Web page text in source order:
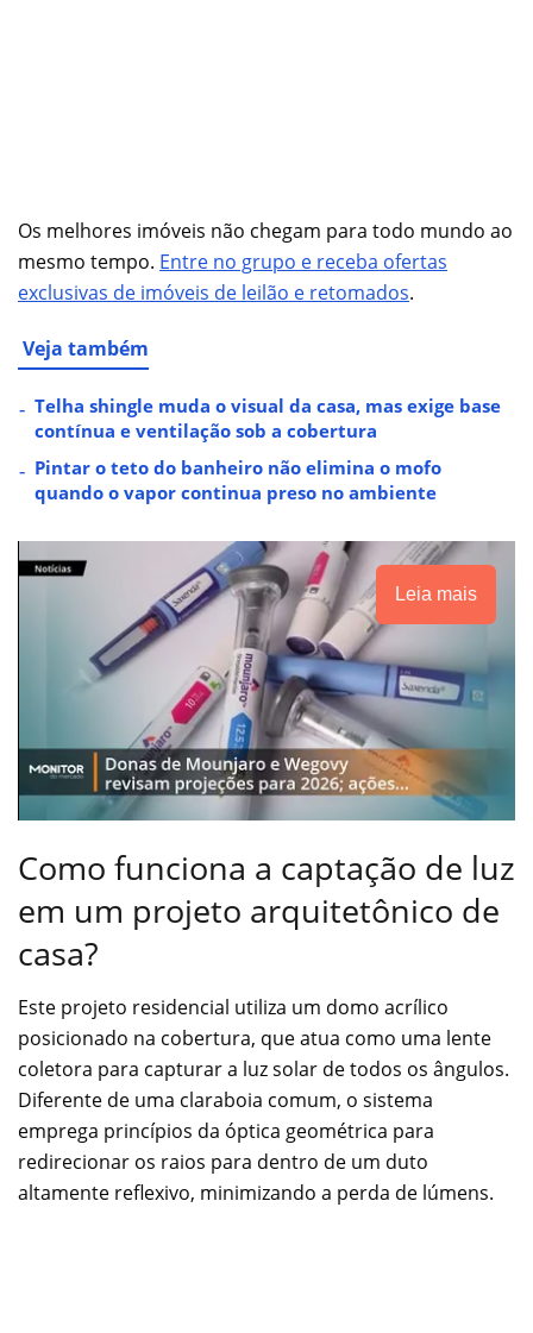
Os melhores imóveis não chegam para todo mundo ao
mesmo tempo. Entre no grupo e receba ofertas
exclusivas de imóveis de leilão e retomados.
Veja também
Telha shingle muda o visual da casa, mas exige base
contínua e ventilação sob a cobertura
Pintar o teto do banheiro não elimina o mofo
quando o vapor continua preso no ambiente
Leia mais
Como funciona a captação de luz
em um projeto arquitetônico de
casa?
Este projeto residencial utiliza um domo acrílico
posicionado na cobertura, que atua como uma lente
coletora para capturar a luz solar de todos os ângulos.
Diferente de uma claraboia comum, o sistema
emprega princípios da óptica geométrica para
redirecionar os raios para dentro de um duto
altamente reflexivo, minimizando a perda de lúmens.